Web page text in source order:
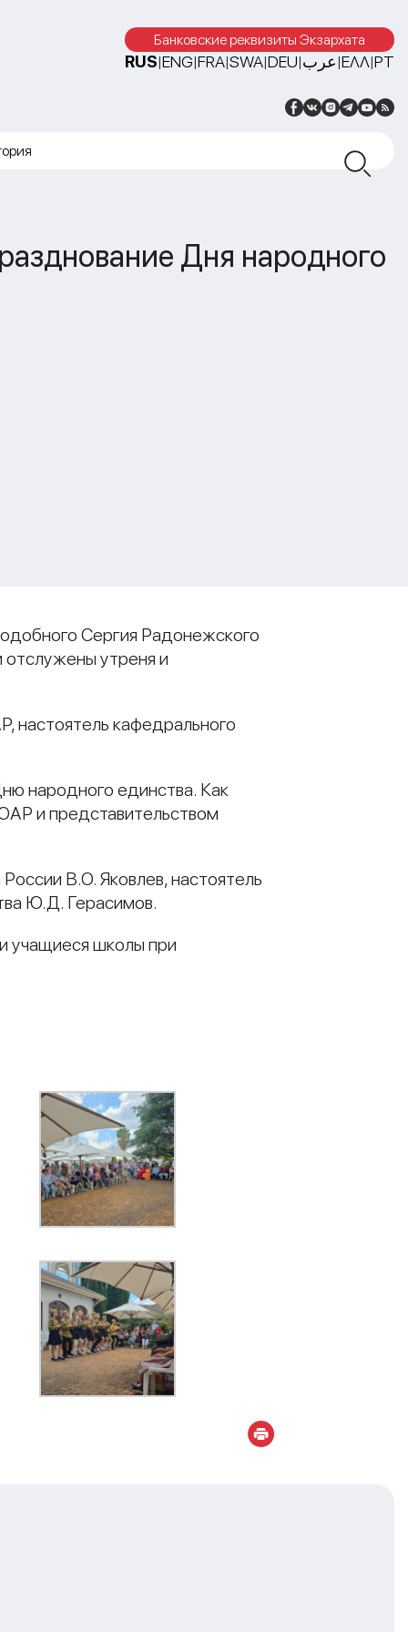
Банковские реквизиты Экзархата
RUS|ENG|FRA|SWA|DEU|عرب|ΕΛΛ|PT
Дня народного
Сергия Радонежского
утреня и
настоятель кафедрального
народного единства. Как
и представительством
В.О. Яковлев, настоятель
Ю.Д. Герасимов.
учащиеся школы при